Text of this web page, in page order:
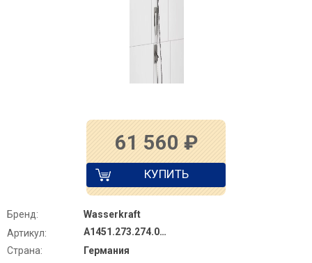
61 560 ₽
КУПИТЬ
Бренд:
Wasserkraft
Артикул:
A1451.273.274.097.121.275.100.276
Страна:
Германия